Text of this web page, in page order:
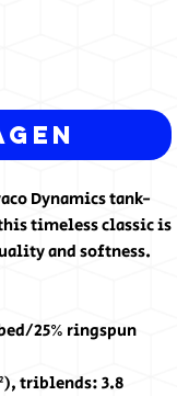
Dynamics tank-
timeless classic is
and softness.
25% ringspun
triblends: 3.8